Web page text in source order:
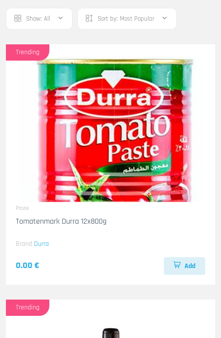
Show: All Sort by: Most Popular
Trending
Paste
Tomatenmark Durra 12x800g
Brand Durra
0.00 € Add
Trending